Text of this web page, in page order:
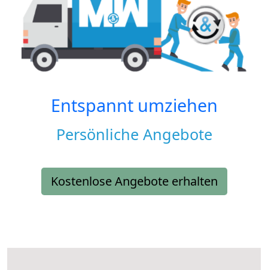
Entspannt umziehen
Persönliche Angebote
Kostenlose Angebote erhalten